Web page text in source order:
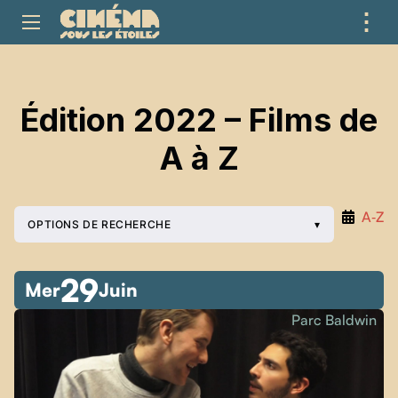
⋮
Édition 2022 – Films de
A à Z
A‑Z
OPTIONS DE RECHERCHE
Mer29Juin
Parc Baldwin